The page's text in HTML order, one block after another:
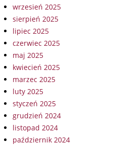
wrzesień 2025
sierpień 2025
lipiec 2025
czerwiec 2025
maj 2025
kwiecień 2025
marzec 2025
luty 2025
styczeń 2025
grudzień 2024
listopad 2024
październik 2024